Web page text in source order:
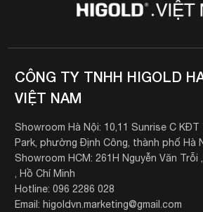
CÔNG TY TNHH HIGOLD
VIỆT NAM
Showroom Hà Nội: 10,11 Sunrise C KĐT
Park, phường Định Công, thành phố Hà
Showroom HCM: 261H Nguyễn Văn Trỗi
, Hồ Chí Minh
Hotline: 096 2286 028
Email: higoldvn.marketing@gmail.com